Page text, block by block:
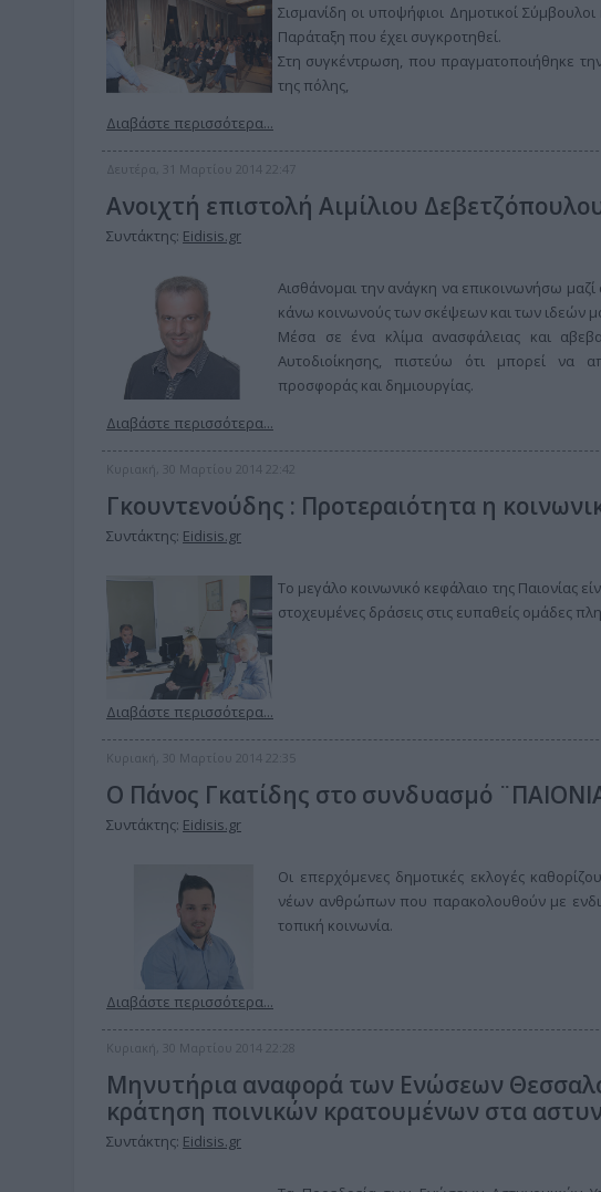
Σισμανίδη οι υποψήφιοι Δημοτικοί
Παράταξη που έχει συγκροτηθεί.
Στη συγκέντρωση, που πραγματοποιήθηκε
της πόλης,
Διαβάστε περισσότερα...
Δευτέρα, 31 Μαρτίου 2014 22:47
Ανοιχτή επιστολή Αιμίλιου
Συντάκτης: Eidisis.gr
Αισθάνομαι την ανάγκη να επικοινωνήσω
κάνω κοινωνούς των σκέψεων και των ιδεών
Μέσα σε ένα κλίμα ανασφάλειας και
Αυτοδιοίκησης, πιστεύω ότι μπορεί να
προσφοράς και δημιουργίας.
Διαβάστε περισσότερα...
Κυριακή, 30 Μαρτίου 2014 22:42
Γκουντενούδης : Προτεραιότητα η
Συντάκτης: Eidisis.gr
Το μεγάλο κοινωνικό κεφάλαιο της Παιονίας
στοχευμένες δράσεις στις ευπαθείς ομάδες
Διαβάστε περισσότερα...
Κυριακή, 30 Μαρτίου 2014 22:35
Ο Πάνος Γκατίδης στο συνδυασμό
Συντάκτης: Eidisis.gr
Οι επερχόμενες δημοτικές εκλογές
νέων ανθρώπων που παρακολουθούν με
τοπική κοινωνία.
Διαβάστε περισσότερα...
Κυριακή, 30 Μαρτίου 2014 22:28
Μηνυτήρια αναφορά των Ενώσεων
κράτηση ποινικών κρατουμένων στα
Συντάκτης: Eidisis.gr